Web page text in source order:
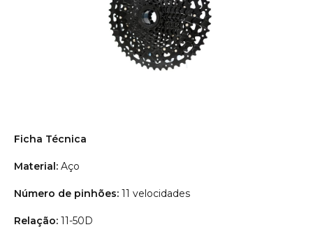
Ficha Técnica
Material: Aço
Número de pinhões: 11 velocidades
Relação: 11-50D